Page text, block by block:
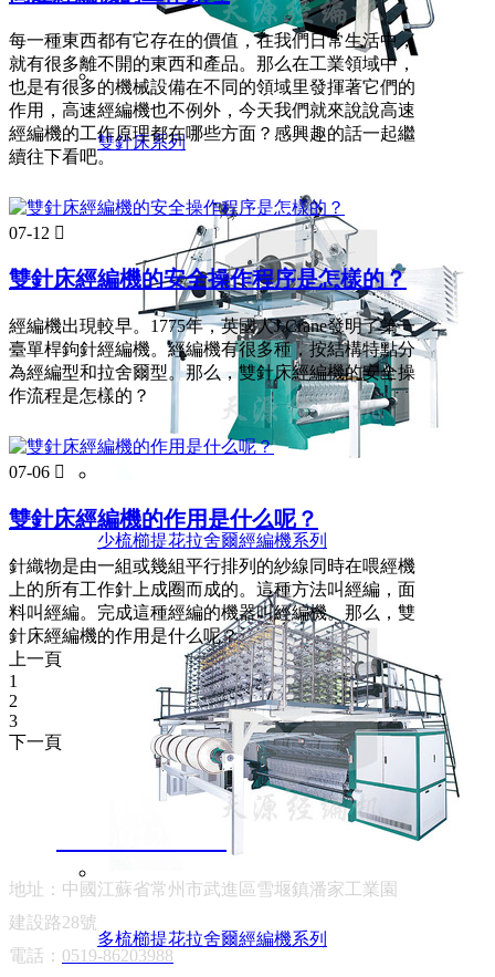
雙針床系列
少梳櫛提花拉舍爾經編機系列
多梳櫛提花拉舍爾經編機系列
每一種東西都有它存在的價值，在我們日常生活中，
就有很多離不開的東西和產品。那么在工業領域中，
也是有很多的機械設備在不同的領域里發揮著它們的
作用，高速經編機也不例外，今天我們就來說說高速
經編機的工作原理都在哪些方面？感興趣的話一起繼
續往下看吧。
07-12 
雙針床經編機的安全操作程序是怎樣的？
經編機出現較早。1775年，英國人J.Crane發明了第一
臺單桿鉤針經編機。經編機有很多種，按結構特點分
為經編型和拉舍爾型。那么，雙針床經編機的安全操
作流程是怎樣的？
07-06 
雙針床經編機的作用是什么呢？
針織物是由一組或幾組平行排列的紗線同時在喂經機
上的所有工作針上成圈而成的。這種方法叫經編，面
料叫經編。完成這種經編的機器叫經編機。那么，雙
針床經編機的作用是什么呢？
上一頁
1
2
3
下一頁
地址：中國江蘇省常州市武進區雪堰鎮潘家工業園
建設路28號
電話： 0519-86203988